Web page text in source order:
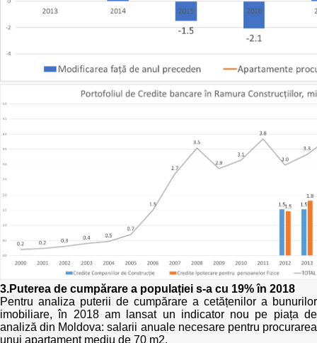
3.Puterea de cumpărare a populației s-a cu 19% în 2018
Pentru analiza puterii de cumpărare a cetățenilor a bunurilor
imobiliare, în 2018 am lansat un indicator nou pe piața de
analiză din Moldova: salarii anuale necesare pentru procurarea
unui apartament mediu de 70 m2.